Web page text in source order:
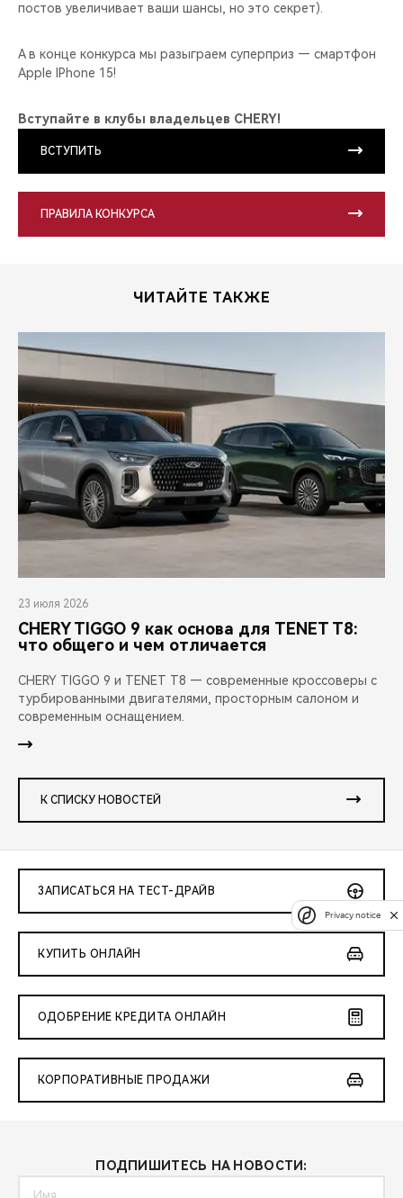
постов увеличивает ваши шансы, но это секрет).
А в конце конкурса мы разыграем суперприз — смартфон
Apple IPhone 15!
Вступайте в клубы владельцев CHERY!
ВСТУПИТЬ
ПРАВИЛА КОНКУРСА
ЧИТАЙТЕ ТАКЖЕ
23 июля 2026
CHERY TIGGO 9 как основа для TENET T8:
что общего и чем отличается
CHERY TIGGO 9 и TENET T8 — современные кроссоверы с
турбированными двигателями, просторным салоном и
современным оснащением.
К СПИСКУ НОВОСТЕЙ
ЗАПИСАТЬСЯ НА ТЕСТ-ДРАЙВ
КУПИТЬ ОНЛАЙН
ОДОБРЕНИЕ КРЕДИТА ОНЛАЙН
КОРПОРАТИВНЫЕ ПРОДАЖИ
ПОДПИШИТЕСЬ НА НОВОСТИ:
Privacy notice